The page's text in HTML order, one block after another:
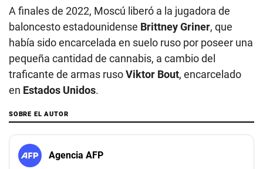
A finales de 2022, Moscú liberó a la jugadora de
baloncesto estadounidense Brittney Griner, que
había sido encarcelada en suelo ruso por poseer una
pequeña cantidad de cannabis, a cambio del
traficante de armas rusoViktor Bout, encarcelado
en Estados Unidos.
SOBRE EL AUTOR
Agencia AFP